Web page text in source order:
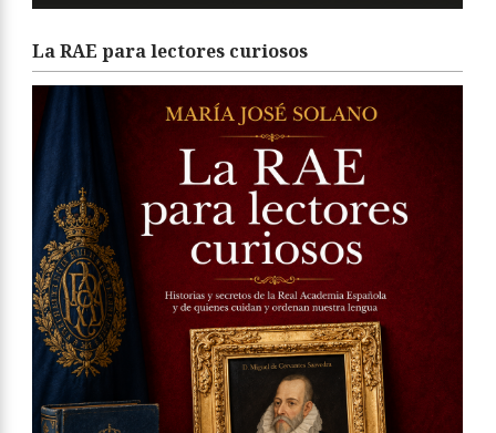
La RAE para lectores curiosos